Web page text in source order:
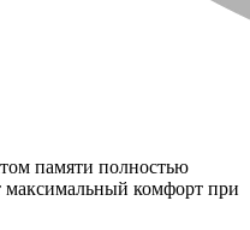
памяти полностью
максимальный комфорт при